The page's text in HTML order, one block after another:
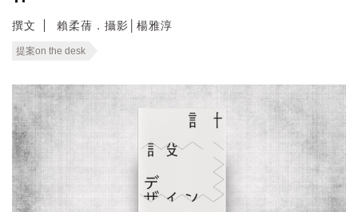
撰文 賴柔蒨．攝影│楊雅淳
提案on the desk